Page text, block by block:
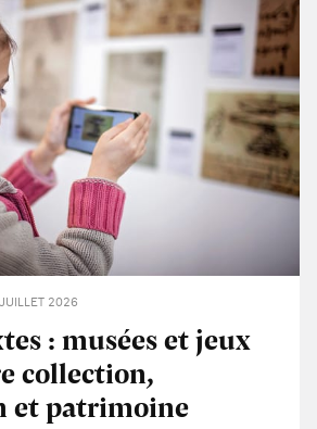
2026
: musées et jeux
collection,
et patrimoine